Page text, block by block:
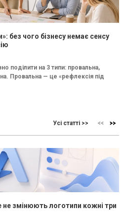
без чого бізнесу немає сенсу
поділити на 3 типи: провальна,
Провальна — це «рефлексія під
Усі статті >>
не змінюють логотипи кожні три